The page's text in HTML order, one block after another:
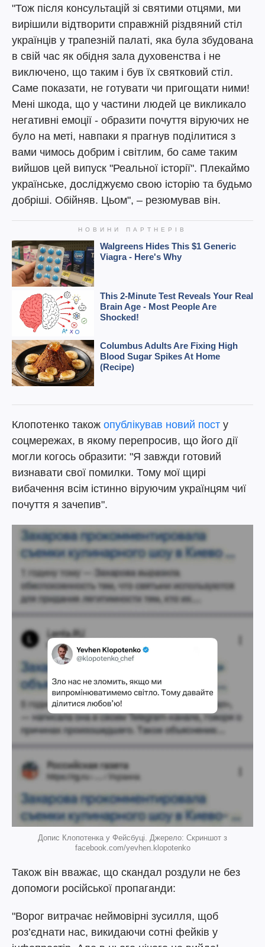
"Тож після консультацій зі святими отцями, ми
вирішили відтворити справжній різдвяний стіл
українців у трапезній палаті, яка була збудована
в свій час як обідня зала духовенства і не
виключено, що таким і був їх святковий стіл.
Саме показати, не готувати чи пригощати ними!
Мені шкода, що у частини людей це викликало
негативні емоції - образити почуття віруючих не
було на меті, навпаки я прагнув поділитися з
вами чимось добрим і світлим, бо саме таким
вийшов цей випуск "Реальної історії". Плекаймо
українське, досліджуємо свою історію та будьмо
добріші. Обійняв. Цьом", – резюмував він.
Клопотенко також опублікував новий пост у
соцмережах, в якому перепросив, що його дії
могли когось образити: "Я завжди готовий
визнавати свої помилки. Тому мої щирі
вибачення всім істинно віруючим українцям чиї
почуття я зачепив".
Допис Клопотенка у Фейсбуці. Джерело: Скриншот з
facebook.com/yevhen.klopotenko
Також він вважає, що скандал роздули не без
допомоги російської пропаганди:
"Ворог витрачає неймовірні зусилля, щоб
роз’єднати нас, викидаючи сотні фейків у